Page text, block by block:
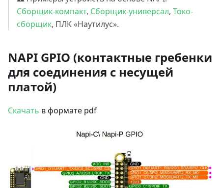
Сборщик-компакт, Сборщик-универсал, Токо-
сборщик, ПЛК «Наутилус».
NAPI GPIO (контактные гребенки
для соединения с несущей
платой)
Скачать в формате pdf